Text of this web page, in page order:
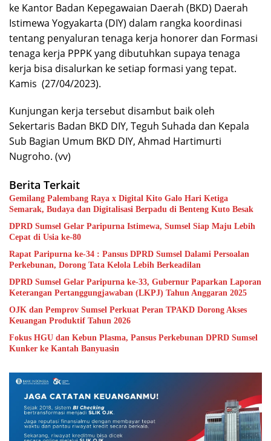
ke Kantor Badan Kepegawaian Daerah (BKD) Daerah
Istimewa Yogyakarta (DIY) dalam rangka koordinasi
tentang penyaluran tenaga kerja honorer dan Formasi
tenaga kerja PPPK yang dibutuhkan supaya tenaga
kerja bisa disalurkan ke setiap formasi yang tepat.
Kamis (27/04/2023).
Kunjungan kerja tersebut disambut baik oleh
Sekertaris Badan BKD DIY, Teguh Suhada dan Kepala
Sub Bagian Umum BKD DIY, Ahmad Hartimurti
Nugroho. (vv)
Berita Terkait
Gemilang Palembang Raya x Digital Kito Galo Hari Ketiga
Semarak, Budaya dan Digitalisasi Berpadu di Benteng Kuto Besak
DPRD Sumsel Gelar Paripurna Istimewa, Sumsel Siap Maju Lebih
Cepat di Usia ke-80
Rapat Paripurna ke-34 : Pansus DPRD Sumsel Dalami Persoalan
Perkebunan, Dorong Tata Kelola Lebih Berkeadilan
DPRD Sumsel Gelar Paripurna ke-33, Gubernur Paparkan Laporan
Keterangan Pertanggungjawaban (LKPJ) Tahun Anggaran 2025
OJK dan Pemprov Sumsel Perkuat Peran TPAKD Dorong Akses
Keuangan Produktif Tahun 2026
Fokus HGU dan Kebun Plasma, Pansus Perkebunan DPRD Sumsel
Kunker ke Kantah Banyuasin